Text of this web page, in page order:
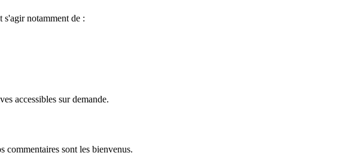
s'agir notamment de :
accessibles sur demande.
commentaires sont les bienvenus.